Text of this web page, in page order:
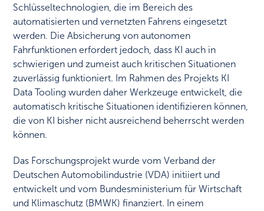
Schlüsseltechnologien, die im Bereich des
automatisierten und vernetzten Fahrens eingesetzt
werden. Die Absicherung von autonomen
Fahrfunktionen erfordert jedoch, dass KI auch in
schwierigen und zumeist auch kritischen Situationen
zuverlässig funktioniert. Im Rahmen des Projekts KI
Data Tooling wurden daher Werkzeuge entwickelt, die
automatisch kritische Situationen identifizieren können,
die von KI bisher nicht ausreichend beherrscht werden
können.
Das Forschungsprojekt wurde vom Verband der
Deutschen Automobilindustrie (VDA) initiiert und
entwickelt und vom Bundesministerium für Wirtschaft
und Klimaschutz (BMWK) finanziert. In einem